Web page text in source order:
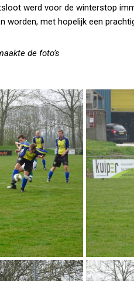
werd voor de winterstop
worden, met hopelijk een
de foto’s